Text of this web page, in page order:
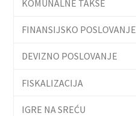
KOMUNALNE TAKSE
FINANSIJSKO POSLOVANJE
DEVIZNO POSLOVANJE
FISKALIZACIJA
IGRE NA SREĆU